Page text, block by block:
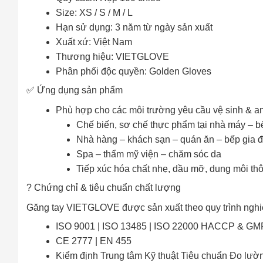
Size: XS / S / M / L
Hạn sử dụng: 3 năm từ ngày sản xuất
Xuất xứ: Việt Nam
Thương hiệu: VIETGLOVE
Phân phối độc quyền: Golden Gloves
✅ Ứng dụng sản phẩm
Phù hợp cho các môi trường yêu cầu vệ sinh &
Chế biến, sơ chế thực phẩm tại nhà máy –
Nhà hàng – khách sạn – quán ăn – bếp gia
Spa – thẩm mỹ viện – chăm sóc da
Tiếp xúc hóa chất nhẹ, dầu mỡ, dung môi
? Chứng chỉ & tiêu chuẩn chất lượng
Găng tay VIETGLOVE được sản xuất theo quy trình
ISO 9001 | ISO 13485 | ISO 22000 HACCP &
CE 2777 | EN 455
Kiểm định Trung tâm Kỹ thuật Tiêu chuẩn Đo